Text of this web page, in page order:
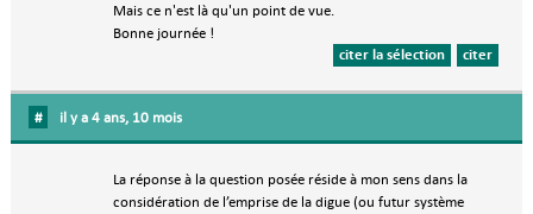
Mais ce n'est là qu'un point de vue.
Bonne journée !
citer
citer la sélection
# il y a 4 ans, 10 mois
La réponse à la question posée réside à mon sens dans la
considération de l’emprise de la digue (ou futur système